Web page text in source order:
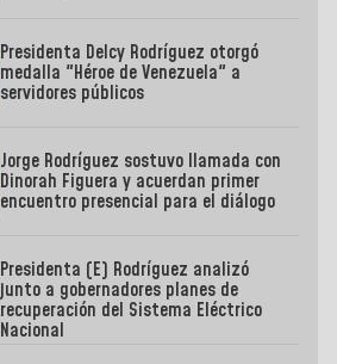
Presidenta Delcy Rodríguez otorgó
medalla "Héroe de Venezuela" a
servidores públicos
Jorge Rodríguez sostuvo llamada con
Dinorah Figuera y acuerdan primer
encuentro presencial para el diálogo
Presidenta (E) Rodríguez analizó
junto a gobernadores planes de
recuperación del Sistema Eléctrico
Nacional